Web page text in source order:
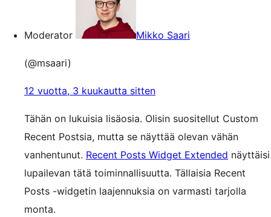
Moderator Mikko Saari
(@msaari)
12 vuotta, 3 kuukautta sitten
Tähän on lukuisia lisäosia. Olisin suositellut Custom
Recent Postsia, mutta se näyttää olevan vähän
vanhentunut. Recent Posts Widget Extended näyttäisi
lupailevan tätä toiminnallisuutta. Tällaisia Recent
Posts -widgetin laajennuksia on varmasti tarjolla
monta.